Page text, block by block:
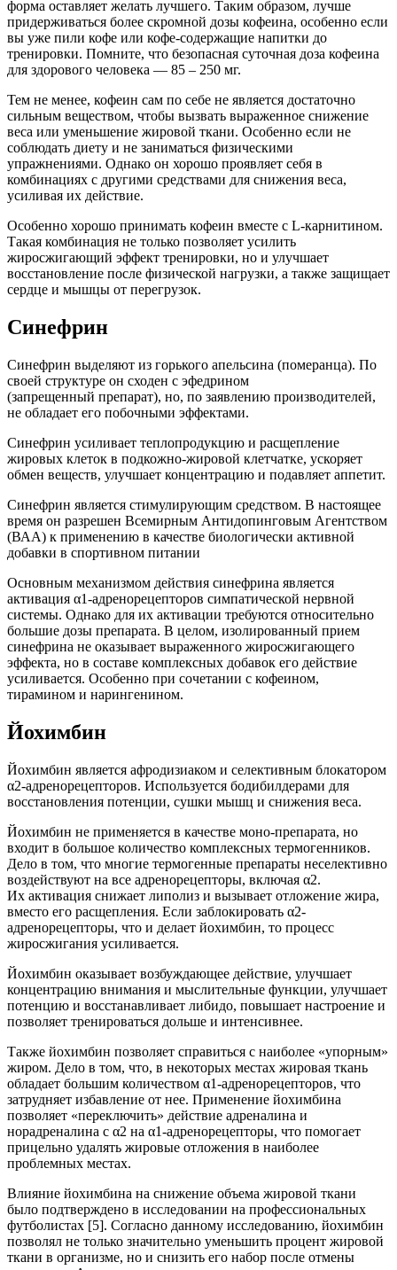
форма оставляет желать лучшего. Таким образом, лучше
придерживаться более скромной дозы кофеина, особенно если
вы уже пили кофе или кофе-содержащие напитки до
тренировки. Помните, что безопасная суточная доза кофеина
для здорового человека — 85 – 250 мг.
Тем не менее, кофеин сам по себе не является достаточно
сильным веществом, чтобы вызвать выраженное снижение
веса или уменьшение жировой ткани. Особенно если не
соблюдать диету и не заниматься физическими
упражнениями. Однако он хорошо проявляет себя в
комбинациях с другими средствами для снижения веса,
усиливая их действие.
Особенно хорошо принимать кофеин вместе с L-карнитином.
Такая комбинация не только позволяет усилить
жиросжигающий эффект тренировки, но и улучшает
восстановление после физической нагрузки, а также защищает
сердце и мышцы от перегрузок.
Синефрин
Синефрин выделяют из горького апельсина (померанца). По
своей структуре он сходен с эфедрином
(запрещенный препарат), но, по заявлению производителей,
не обладает его побочными эффектами.
Синефрин усиливает теплопродукцию и расщепление
жировых клеток в подкожно-жировой клетчатке, ускоряет
обмен веществ, улучшает концентрацию и подавляет аппетит.
Синефрин является стимулирующим средством. В настоящее
время он разрешен Всемирным Антидопинговым Агентством
(ВАА) к применению в качестве биологически активной
добавки в спортивном питании
Основным механизмом действия синефрина является
активация α1-адренорецепторов симпатической нервной
системы. Однако для их активации требуются относительно
большие дозы препарата. В целом, изолированный прием
синефрина не оказывает выраженного жиросжигающего
эффекта, но в составе комплексных добавок его действие
усиливается. Особенно при сочетании с кофеином,
тирамином и нарингенином.
Йохимбин
Йохимбин является афродизиаком и селективным блокатором
α2-адренорецепторов. Используется бодибилдерами для
восстановления потенции, сушки мышц и снижения веса.
Йохимбин не применяется в качестве моно-препарата, но
входит в большое количество комплексных термогенников.
Дело в том, что многие термогенные препараты неселективно
воздействуют на все адренорецепторы, включая α2.
Их активация снижает липолиз и вызывает отложение жира,
вместо его расщепления. Если заблокировать α2-
адренорецепторы, что и делает йохимбин, то процесс
жиросжигания усиливается.
Йохимбин оказывает возбуждающее действие, улучшает
концентрацию внимания и мыслительные функции, улучшает
потенцию и восстанавливает либидо, повышает настроение и
позволяет тренироваться дольше и интенсивнее.
Также йохимбин позволяет справиться с наиболее «упорным»
жиром. Дело в том, что, в некоторых местах жировая ткань
обладает большим количеством α1-адренорецепторов, что
затрудняет избавление от нее. Применение йохимбина
позволяет «переключить» действие адреналина и
норадреналина с α2 на α1-адренорецепторы, что помогает
прицельно удалять жировые отложения в наиболее
проблемных местах.
Влияние йохимбина на снижение объема жировой ткани
было подтверждено в исследовании на профессиональных
футболистах [5]. Согласно данному исследованию, йохимбин
позволял не только значительно уменьшить процент жировой
ткани в организме, но и снизить его набор после отмены